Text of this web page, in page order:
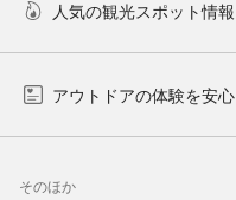
人気の観光スポット情報
アウトドアの体験を安
そのほか